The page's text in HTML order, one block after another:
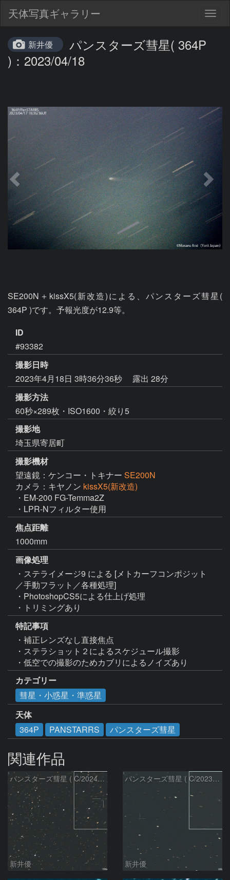
天体写真ギャラリー
新井優
パンスターズ彗星( 364P
)：2023/04/18
SE200N＋kissX5(新改造)による、パンスターズ彗星(
364P )です。予報光度が12.9等。
ID
#93382
撮影日時
2023年4月18日 3時36分36秒
露出 28分
撮影方法
60秒×289枚・ISO1600・絞り5
撮影地
埼玉県寄居町
撮影機材
望遠鏡：ケンコー・トキナー SE200N
カメラ：キヤノン kissX5(新改造)
・EM-200 FG-Temma2Z
・LPR-Nフィルター使用
焦点距離
1000mm
画像処理
・ステライメージ9 による [メトカーフコンポジット
／手動フラット／各種処理]
・PhotoshopCS5による仕上げ処理
・トリミングあり
特記事項
・補正レンズなし直接焦点
・ステラショット２によるスケジュール撮影
・低空での撮影のためカブリによるノイズあり
カテゴリー
彗星・小惑星・準惑星
天体
364P
PANSTARRS パンスターズ彗星
関連作品
パンスターズ彗星 ( C/2024R4 )：2026/07/27
新井優
パンスターズ彗星 ( C/2023R1 )：2026/07/09
新井優